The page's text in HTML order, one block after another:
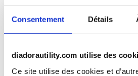
Consentement Détails
diadorautility.com utilise des
Ce site utilise des cookies et